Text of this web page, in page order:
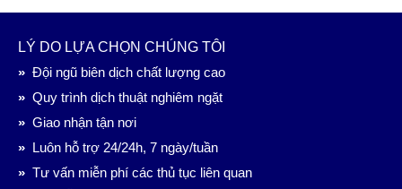
LÝ DO LỰA CHỌN CHÚNG TÔI
» Đội ngũ biên dịch chất lượng cao
» Quy trình dịch thuật nghiêm ngặt
» Giao nhận tận nơi
» Luôn hỗ trợ 24/24h, 7 ngày/tuần
» Tư vấn miễn phí các thủ tục liên quan